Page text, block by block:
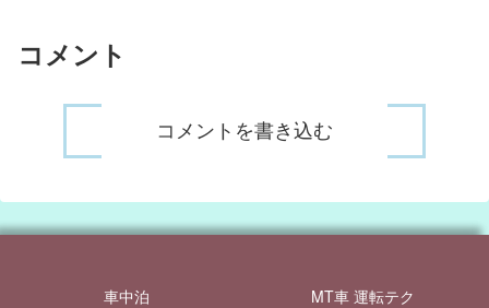
コメント
コメントを書き込む
車中泊
MT車 運転テク